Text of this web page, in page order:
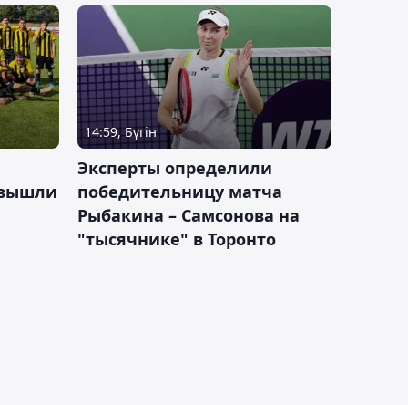
14:59, Бүгін
Эксперты определили
победительницу матча
Рыбакина – Самсонова на
"тысячнике" в Торонто